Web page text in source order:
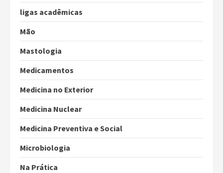
ligas acadêmicas
Mão
Mastologia
Medicamentos
Medicina no Exterior
Medicina Nuclear
Medicina Preventiva e Social
Microbiologia
Na Prática